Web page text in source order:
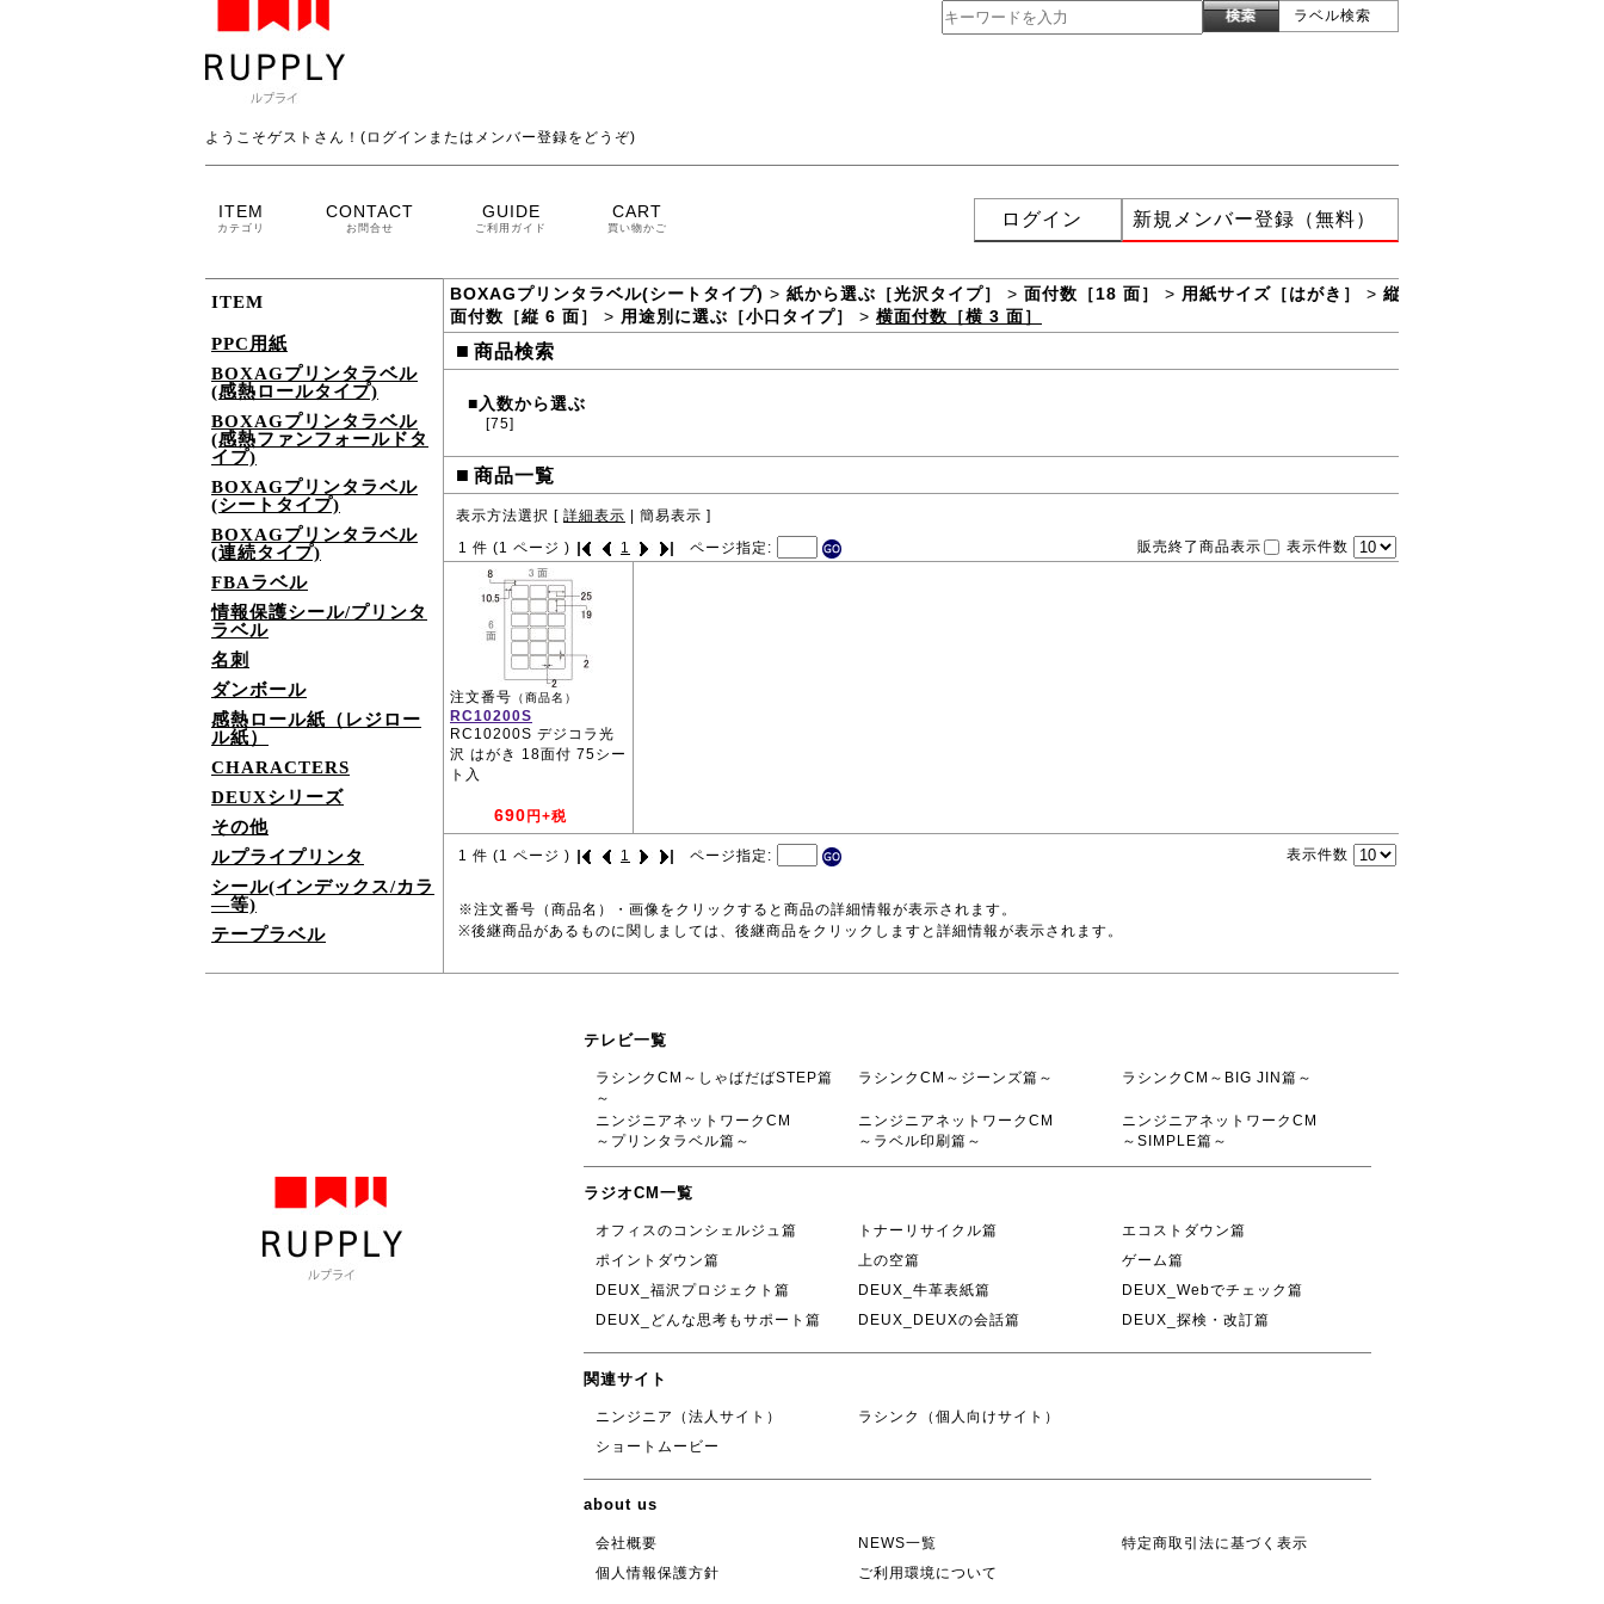
ラベル検索
ようこそゲストさん！(ログインまたはメンバー登録をどうぞ)
ITEM
カテゴリ
CONTACT
お問合せ
GUIDE
ご利用ガイド
CART
買い物かご ログイン 新規メンバー登録（無料）
ITEM
PPC用紙
BOXAGプリンタラベル
(感熱ロールタイプ)
BOXAGプリンタラベル
(感熱ファンフォールドタ
イプ)
BOXAGプリンタラベル
(シートタイプ)
BOXAGプリンタラベル
(連続タイプ)
FBAラベル
情報保護シール/プリンタ
ラベル
名刺
ダンボール
感熱ロール紙（レジロー
ル紙）
CHARACTERS
DEUXシリーズ
その他
ルプライプリンタ
シール(インデックス/カラ
―等)
テープラベル
BOXAGプリンタラベル(シートタイプ) > 紙から選ぶ［光沢タイプ］ > 面付数［18 面］ > 用紙サイズ［はがき］ > 縦
面付数［縦 6 面］
> 用途別に選ぶ［小口タイプ］ > 横面付数［横 3 面］
■ 商品検索
■ 入数から選ぶ
[75]
■ 商品一覧
表示方法選択 [ 詳細表示 簡易表示 ]
1 件 (1 ページ ) 1 ページ指定: 販売終了商品表示 表示件数
注文番号 （商品名）
RC10200S
RC10200S デジコラ光
沢 はがき 18面付 75シー
ト入
690 円+税
1 件 (1 ページ ) 1 ページ指定: 表示件数
※注文番号（商品名）・画像をクリックすると商品の詳細情報が表示されます。
※後継商品があるものに関しましては、後継商品をクリックしますと詳細情報が表示されます。
テレビ一覧
ラシンクCM～しゃばだばSTEP篇
～
ラシンクCM～ジーンズ篇～ ラシンクCM～BIG JIN篇～
ニンジニアネットワークCM
～プリンタラベル篇～
ニンジニアネットワークCM
～ラベル印刷篇～
ニンジニアネットワークCM
～SIMPLE篇～
ラジオCM一覧
オフィスのコンシェルジュ篇 トナーリサイクル篇
エコストダウン篇
ポイントダウン篇
上の空篇
ゲーム篇
DEUX_福沢プロジェクト篇
DEUX_牛革表紙篇
DEUX_Webでチェック篇
DEUX_どんな思考もサポート篇
DEUX_DEUXの会話篇 DEUX_探検・改訂篇
関連サイト
ニンジニア（法人サイト）
ラシンク（個人向けサイト）
ショートムービー
about us
会社概要 NEWS一覧
特定商取引法に基づく表示
個人情報保護方針
ご利用環境について